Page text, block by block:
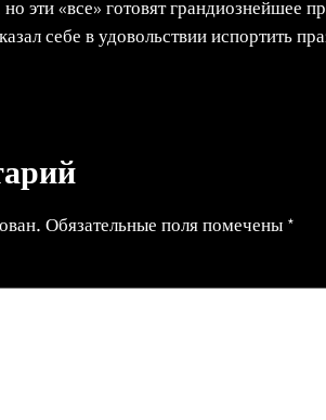
эти «все» готовят грандиознейшее
себе в удовольствии испортить
Обязательные поля помечены *